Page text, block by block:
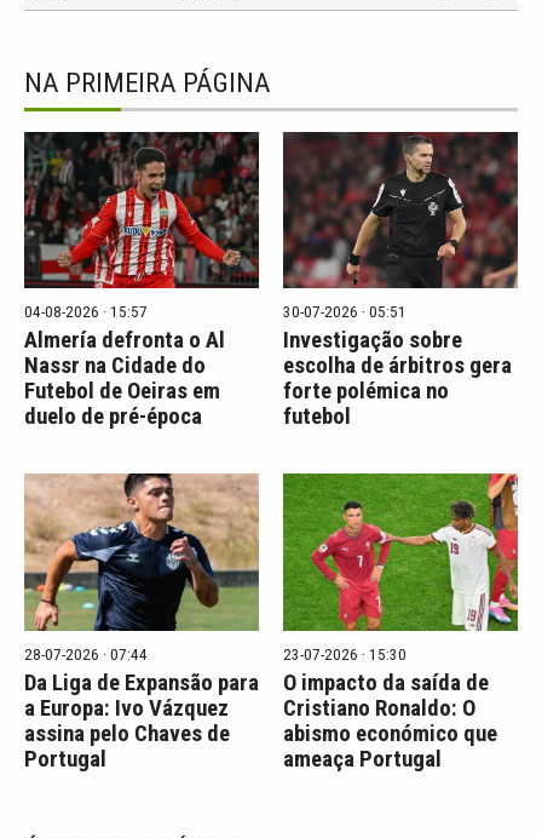
NA PRIMEIRA PÁGINA
04-08-2026 · 15:57
Almería defronta o Al
Nassr na Cidade do
Futebol de Oeiras em
duelo de pré-época
30-07-2026 · 05:51
Investigação sobre
escolha de árbitros gera
forte polémica no
futebol
28-07-2026 · 07:44
Da Liga de Expansão para
a Europa: Ivo Vázquez
assina pelo Chaves de
Portugal
23-07-2026 · 15:30
O impacto da saída de
Cristiano Ronaldo: O
abismo económico que
ameaça Portugal